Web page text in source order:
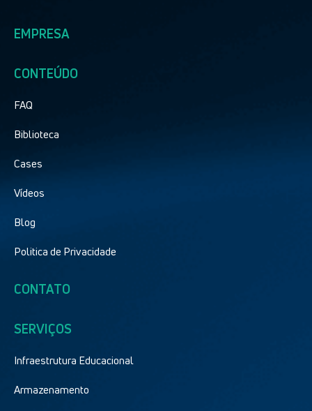
EMPRESA
CONTEÚDO
FAQ
Biblioteca
Cases
Vídeos
Blog
Politica de Privacidade
CONTATO
SERVIÇOS
Infraestrutura Educacional
Armazenamento